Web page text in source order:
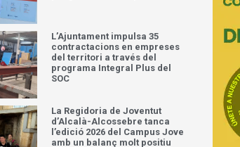
L’Ajuntament impulsa 35
contractacions en empreses
del territori a través del
programa Integral Plus del
SOC
La Regidoria de Joventut
d’Alcalà-Alcossebre tanca
l’edició 2026 del Campus Jove
amb un balanç molt positiu